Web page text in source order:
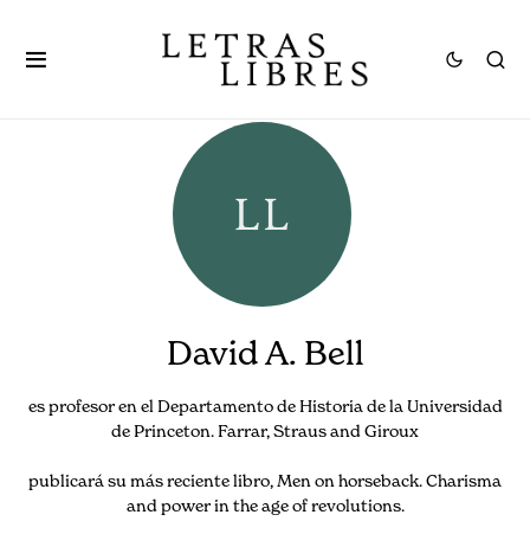
David A. Bell
es profesor en el Departamento de Historia de la Universidad
de Princeton. Farrar, Straus and Giroux
publicará su más reciente libro, Men on horseback. Charisma
and power in the age of revolutions.